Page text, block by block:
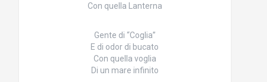
Con quella Lanterna
Gente di “Coglia”
E di odor di bucato
Con quella voglia
Di un mare infinito